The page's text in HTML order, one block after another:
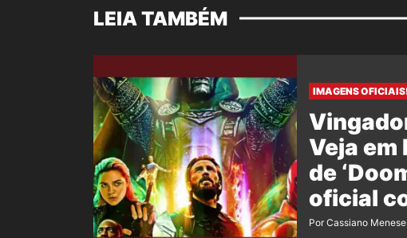
LEIA TAMBÉM
IMAGENS
Veja em
de
oficial
filme
Por Cassiano